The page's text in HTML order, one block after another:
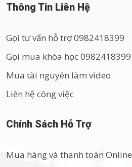
Thông Tin Liên Hệ
Gọi tư vấn hỗ trợ 0982418399
Gọi mua khóa học 0982418399
Mua tài nguyên làm video
Liên hệ công việc
Chính Sách Hỗ Trợ
Mua hàng và thanh toán Online